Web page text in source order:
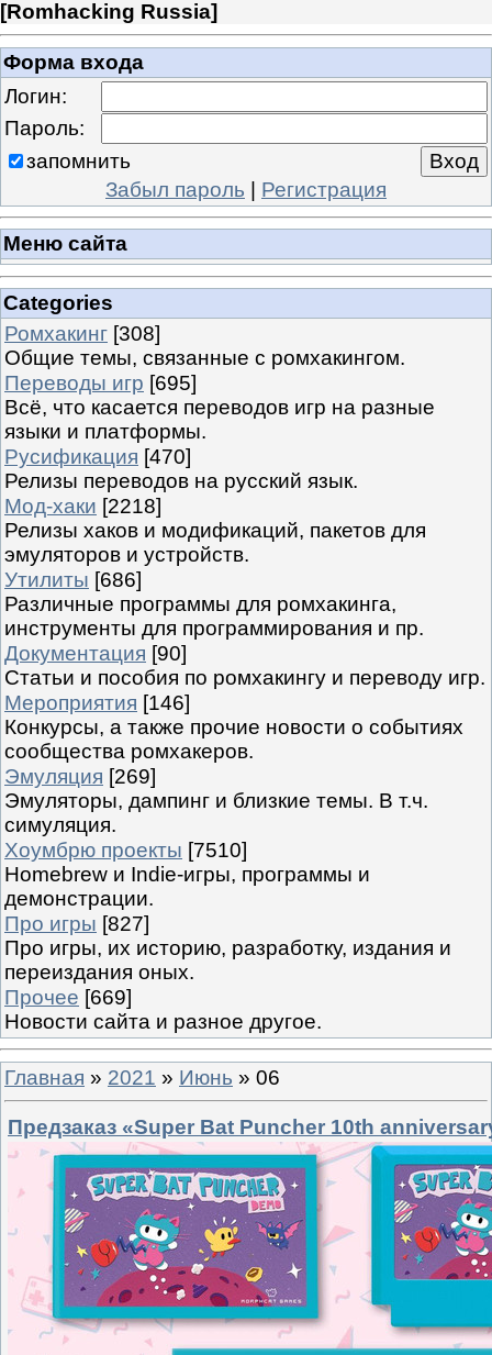
[Romhacking Russia]
Форма входа
Логин:
Пароль:
запомнить
Забыл пароль | Регистрация
Меню сайта
Categories
Ромхакинг [308]
Общие темы, связанные с ромхакингом.
Переводы игр [695]
Всё, что касается переводов игр на разные
языки и платформы.
Русификация [470]
Релизы переводов на русский язык.
Мод-хаки [2218]
Релизы хаков и модификаций, пакетов для
эмуляторов и устройств.
Утилиты [686]
Различные программы для ромхакинга,
инструменты для программирования и пр.
Документация [90]
Статьи и пособия по ромхакингу и переводу игр.
Мероприятия [146]
Конкурсы, а также прочие новости о событиях
сообщества ромхакеров.
Эмуляция [269]
Эмуляторы, дампинг и близкие темы. В т.ч.
симуляция.
Хоумбрю проекты [7510]
Homebrew и Indie-игры, программы и
демонстрации.
Про игры [827]
Про игры, их историю, разработку, издания и
переиздания оных.
Прочее [669]
Новости сайта и разное другое.
Главная » 2021 » Июнь » 06
Предзаказ «Super Bat Puncher 10th